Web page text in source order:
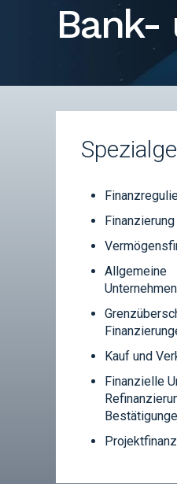
Bank-
Allgemeine
Kauf und
Finanzielle